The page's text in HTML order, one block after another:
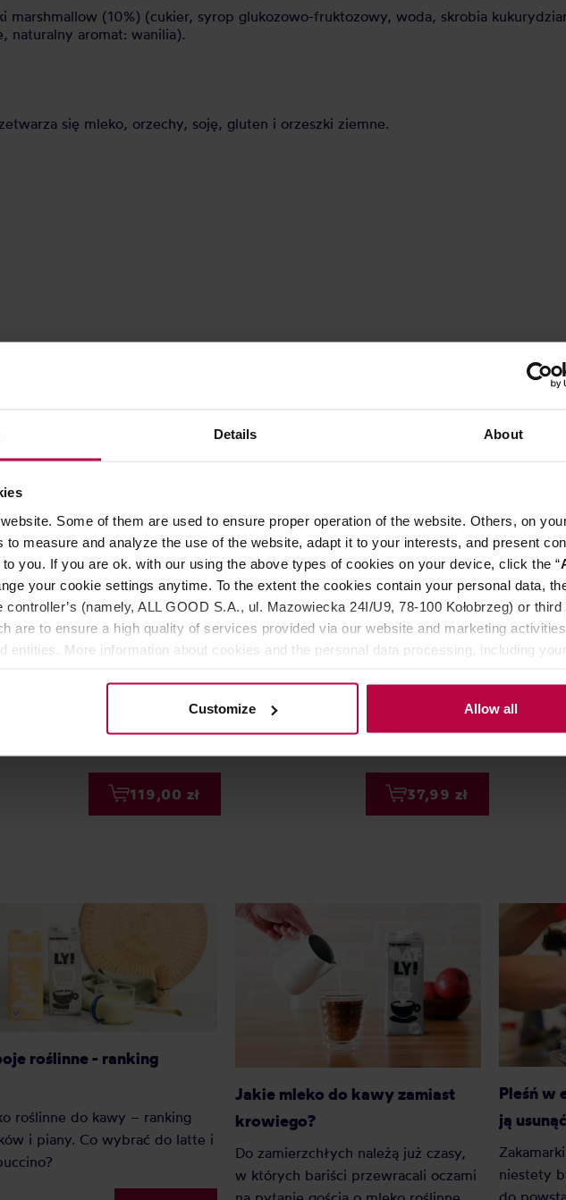
Details About
Some of them are used to ensure proper operation of the website. Others, on
to measure and analyze the use of the website, adapt it to your interests, and present
you. If you are ok. with our using the above types of cookies on your device, click the “
your cookie settings anytime. To the extent the cookies contain your personal data,
(namely, ALL GOOD S.A., ul. Mazowiecka 24I/U9, 78-100 Kołobrzeg) or third
are to ensure a high quality of services provided via our website and marketing
entities. More information about cookies and the personal data processing, including your
Customize Allow all
marshmallow (10%) (cukier, syrop glukozowo-fruktozowy, woda, skrobia
naturalny aromat: wanilia).
się mleko, orzechy, soję, gluten i orzeszki ziemne.
- proszek Ube 06 100 g
119,00 zł
BARÚ - proszek ube Premium
37,99 zł
Drink
roślinne - ranking
roślinne do kawy – ranking
i piany. Co wybrać do latte i
Jakie mleko do kawy zamiast
krowiego?
Do zamierzchłych należą już czasy,
w których bariści przewracali oczami
Pleśń w
ją
niestety